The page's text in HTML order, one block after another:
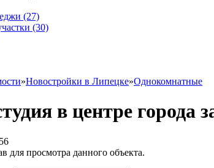
(27)
(30)
»Новостройки в Липецке»Однокомнатные
в центре города
для просмотра данного объекта.